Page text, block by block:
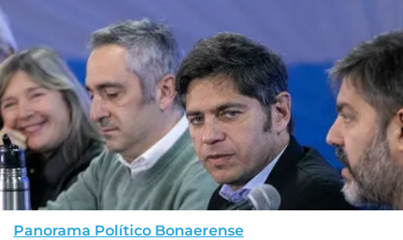
Panorama Político Bonaerense